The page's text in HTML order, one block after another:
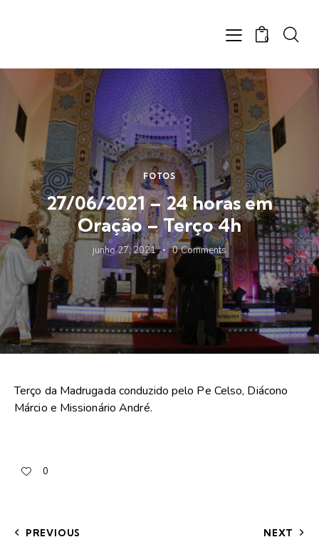
0
FOTOS
27/06/2021 – 24 horas em
Oração – Terço 4h
junho 27, 2021 0 Comments
Terço da Madrugada conduzido pelo Pe Celso, Diácono
Márcio e Missionário André.
0
PREVIOUS NEXT